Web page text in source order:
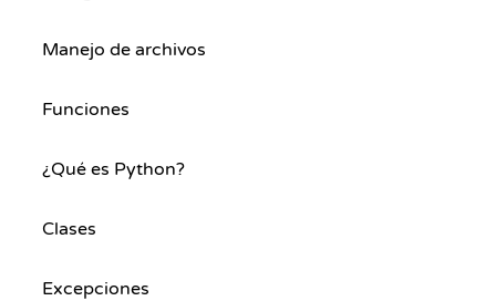
Manejo de archivos
Funciones
¿Qué es Python?
Clases
Excepciones